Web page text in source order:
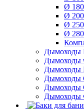
Ø 180
Ø 200
Ø 250
Ø 280
Дымоходы
Дымоходы
Дымоходы
Дымоходы
Дымоходы
Дымоходы